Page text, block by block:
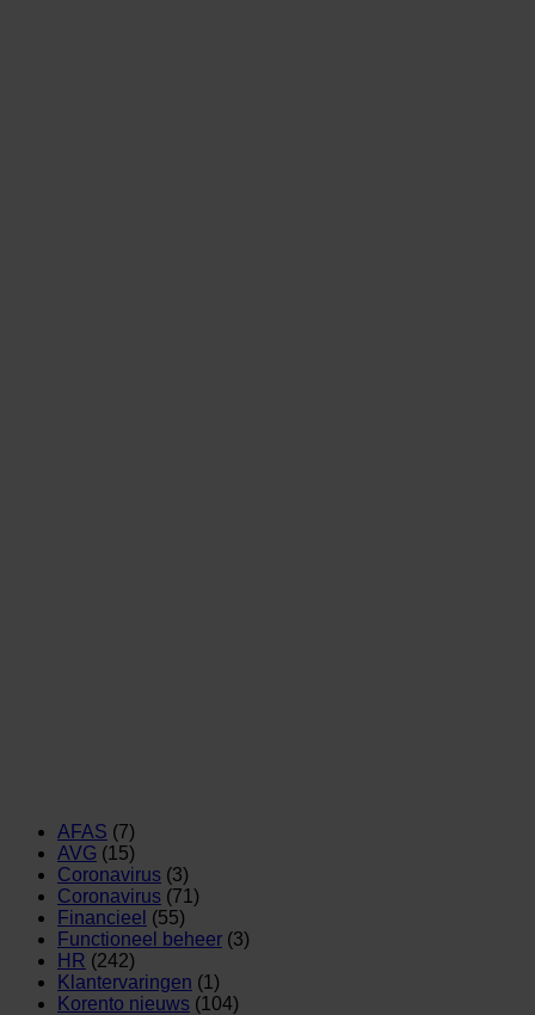
AFAS (7)
AVG (15)
Coronavirus (3)
Coronavirus (71)
Financieel (55)
Functioneel beheer (3)
HR (242)
Klantervaringen (1)
Korento nieuws (104)